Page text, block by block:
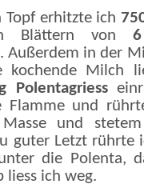
Topf erhitzte ich
Blättern von
Außerdem in der
Milch
Polentagriess
Flamme und
Masse und
guter Letzt rührte
die Polenta,
liess ich weg.